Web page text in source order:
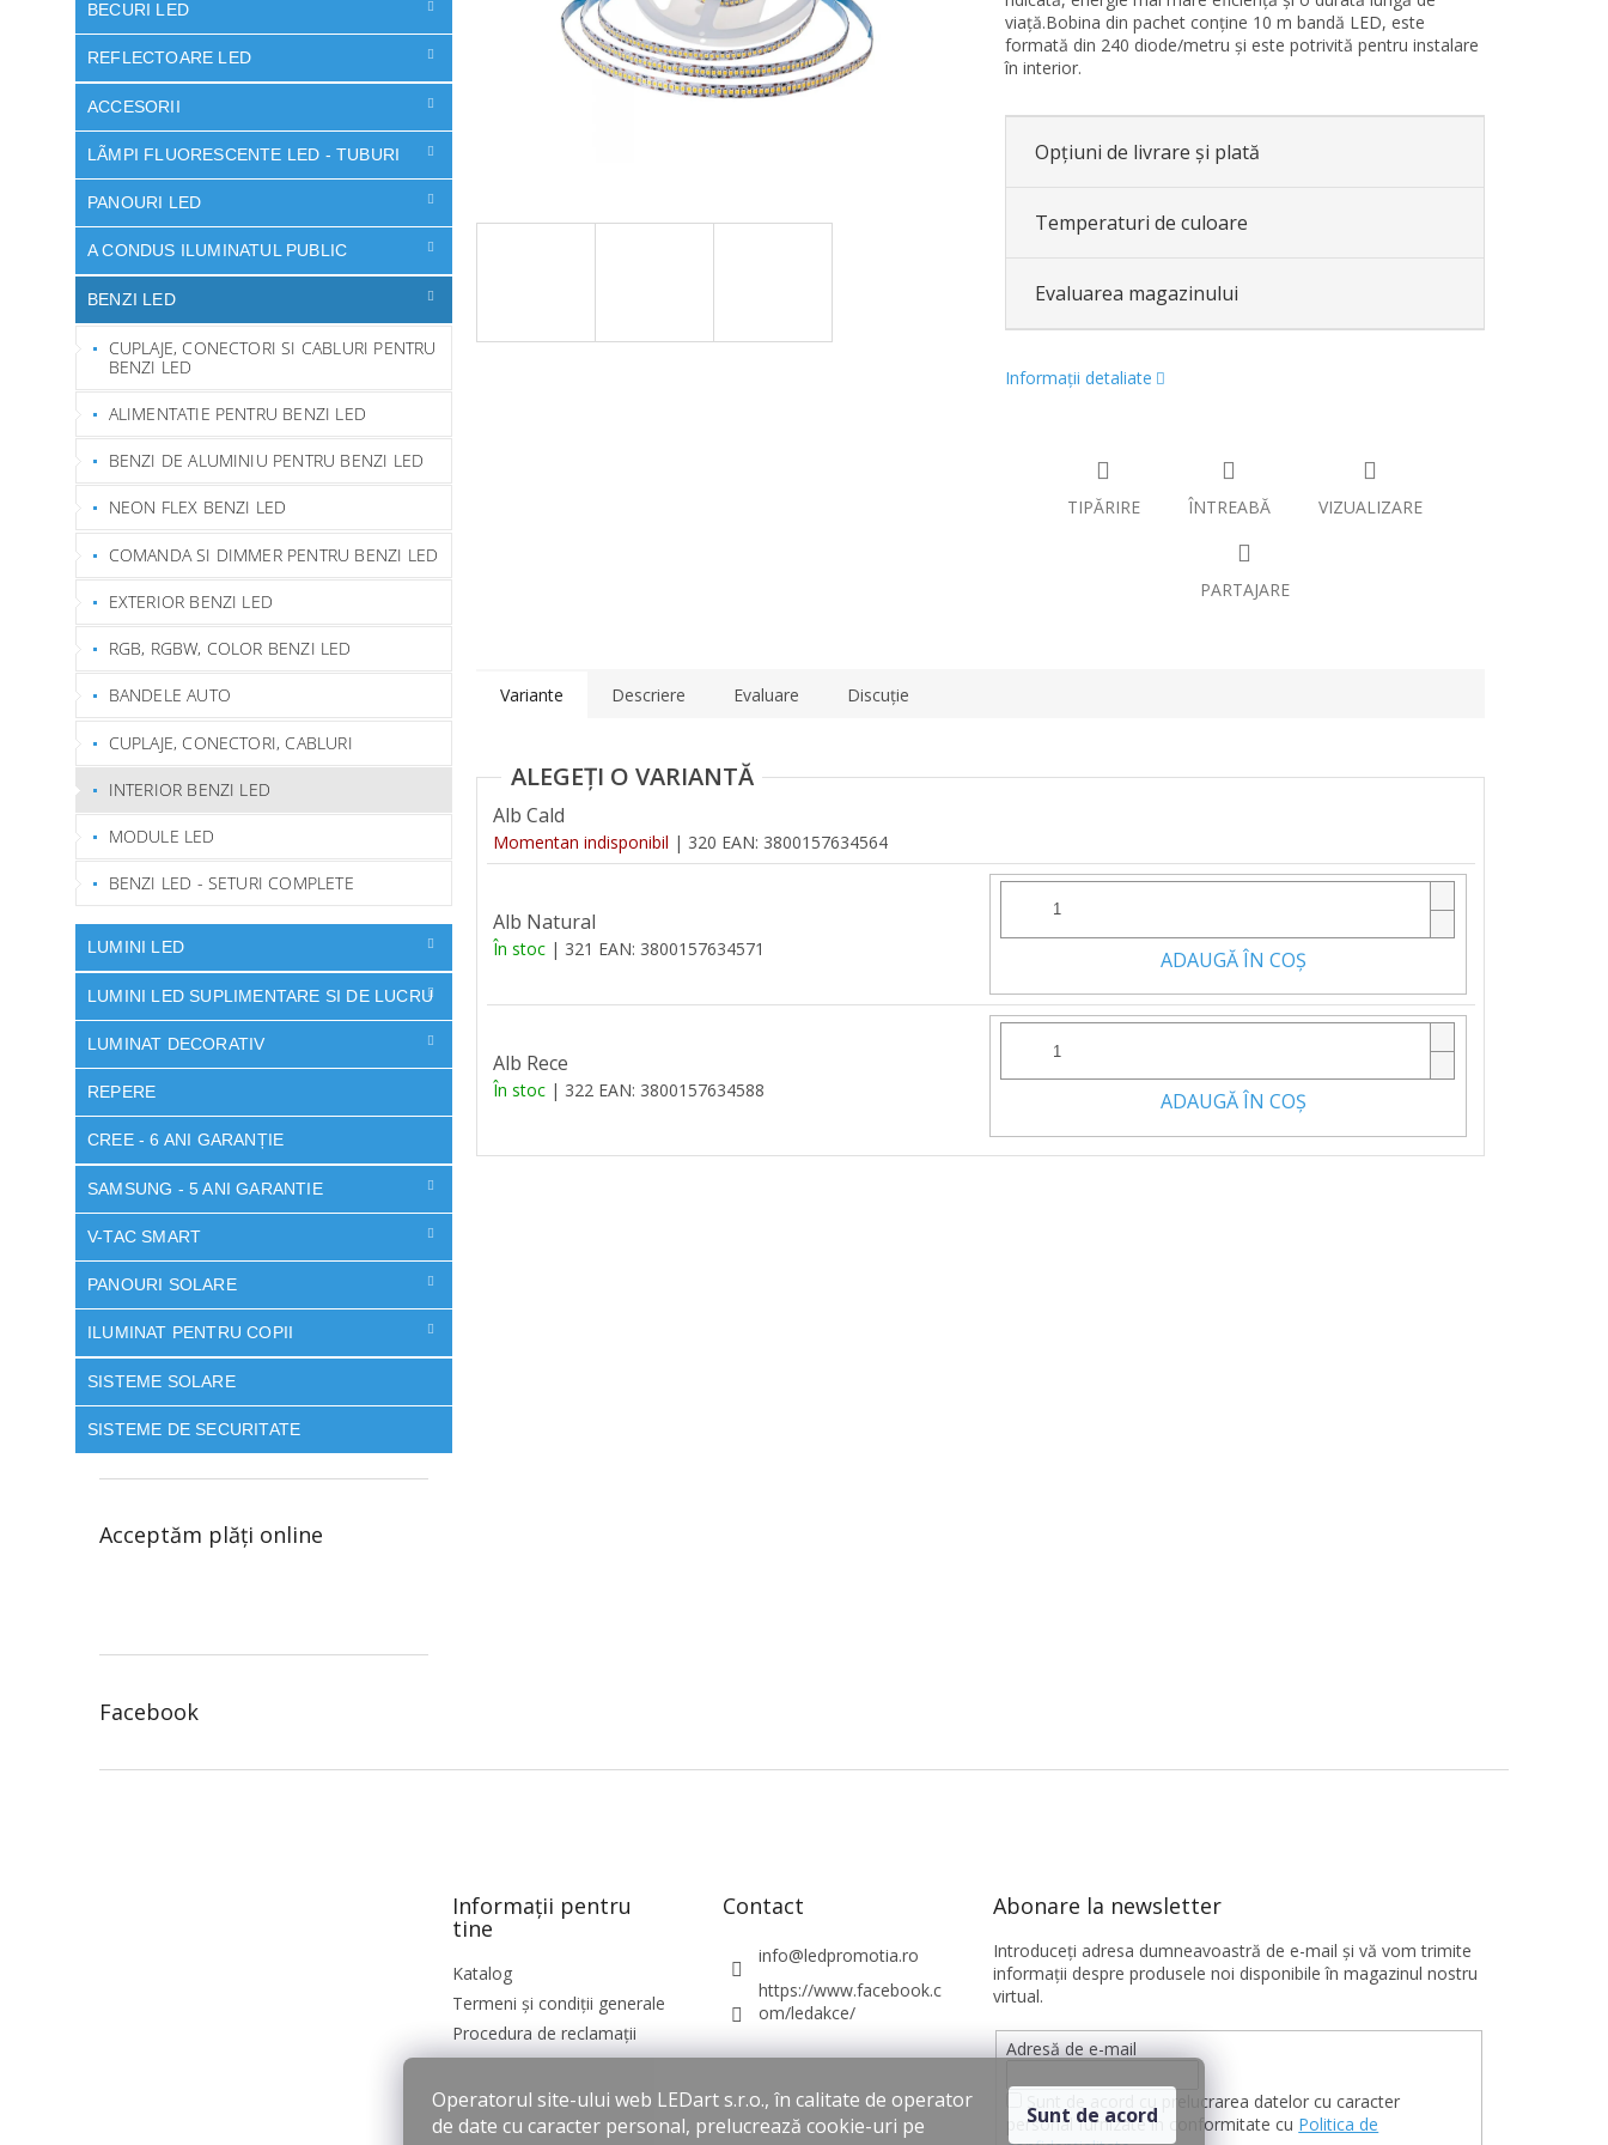
Operatorul site-ului web LEDart s.r.o., în calitate de operator
de date cu caracter personal, prelucrează cookie-uri pe
Sunt de acord
BECURI LED
REFLECTOARE LED
ACCESORII
LÃMPI FLUORESCENTE LED - TUBURI
PANOURI LED
A CONDUS ILUMINATUL PUBLIC
BENZI LED
CUPLAJE, CONECTORI SI CABLURI PENTRU
BENZI LED
ALIMENTATIE PENTRU BENZI LED
BENZI DE ALUMINIU PENTRU BENZI LED
NEON FLEX BENZI LED
COMANDA SI DIMMER PENTRU BENZI LED
EXTERIOR BENZI LED
RGB, RGBW, COLOR BENZI LED
BANDELE AUTO
CUPLAJE, CONECTORI, CABLURI
INTERIOR BENZI LED
MODULE LED
BENZI LED - SETURI COMPLETE
LUMINI LED
LUMINI LED SUPLIMENTARE SI DE LUCRU
LUMINAT DECORATIV
REPERE
CREE - 6 ANI GARANȚIE
SAMSUNG - 5 ANI GARANTIE
V-TAC SMART
PANOURI SOLARE
ILUMINAT PENTRU COPII
SISTEME SOLARE
SISTEME DE SECURITATE
Acceptăm plăţi online
Facebook
viață.Bobina din pachet conține 10 m bandă LED, este
formată din 240 diode/metru și este potrivită pentru instalare
în interior.
Opțiuni de livrare și plată
Temperaturi de culoare
Evaluarea magazinului
Informaţii detaliate
TIPĂRIRE ÎNTREABĂ VIZUALIZARE
PARTAJARE
Variante Descriere Evaluare Discuţie
Alb Cald
Momentan indisponibil | 320 EAN: 3800157634564
Alb Natural
În stoc | 321 EAN: 3800157634571 ADAUGĂ ÎN COŞ
Alb Rece
În stoc | 322 EAN: 3800157634588 ADAUGĂ ÎN COŞ
Informații pentru
tine
Katalog
Termeni și condiții generale
Procedura de reclamații
Contact
info@ledpromotia.ro
https://www.facebook.c
om/ledakce/
Abonare la newsletter
Introduceţi adresa dumneavoastră de e-mail şi vă vom trimite
informaţii despre produsele noi disponibile în magazinul nostru
virtual.
Adresă de e-mail
Sunt de acord cu prelucrarea datelor cu caracter
personal furnizate în conformitate cu Politica de